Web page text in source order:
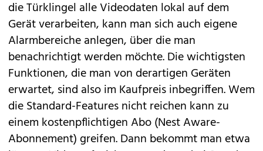
die Türklingel alle Videodaten lokal auf dem
Gerät verarbeiten, kann man sich auch eigene
Alarmbereiche anlegen, über die man
benachrichtigt werden möchte. Die wichtigsten
Funktionen, die man von derartigen Geräten
erwartet, sind also im Kaufpreis inbegriffen. Wem
die Standard-Features nicht reichen kann zu
einem kostenpflichtigen Abo (Nest Aware-
Abonnement) greifen. Dann bekommt man etwa